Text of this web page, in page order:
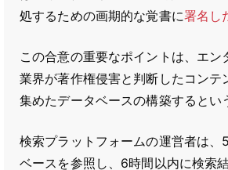
処するための画期的な覚書に署名し
この合意の重要なポイントは、エン
業界が著作権侵害と判断したコンテ
集めたデータベースの構築するとい
検索プラットフォームの運営者は、
ベースを参照し、6時間以内に検索